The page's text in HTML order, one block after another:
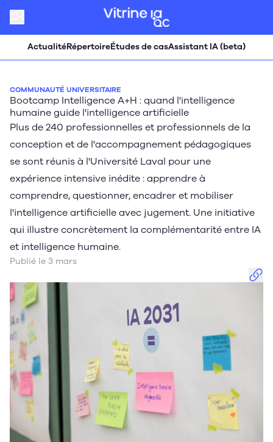
ActualitéRépertoireÉtudes de casAssistant IA (beta)
COMMUNAUTÉ UNIVERSITAIRE
Bootcamp Intelligence A+H : quand l'intelligence
humaine guide l'intelligence artificielle
Plus de 240 professionnelles et professionnels de la
conception et de l'accompagnement pédagogiques
se sont réunis à l'Université Laval pour une
expérience intensive inédite : apprendre à
comprendre, questionner, encadrer et mobiliser
l'intelligence artificielle avec jugement. Une initiative
qui illustre concrètement la complémentarité entre IA
et intelligence humaine.
Publié le 3 mars